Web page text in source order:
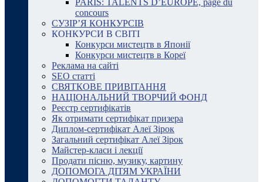
PARIS: TALENTS D’EUROPE, page du
concours
СУЗІР’Я КОНКУРСІВ
КОНКУРСИ В СВІТІ
Конкурси мистецтв в Японії
Конкурси мистецтв в Кореї
Реклама на сайті
SEO статті
СВЯТКОВЕ ПРИВІТАННЯ
НАЦІОНАЛЬНИЙ ТВОРЧИЙ ФОНД
Реєстр сертифікатів
Як отримати сертифікат призера
Диплом-сертифікат Алеї Зірок
Загальний сертифікат Алеї Зірок
Майстер-класи і лекції
Продати пісню, музику, картину
ДОПОМОГА ДІТЯМ УКРАЇНИ